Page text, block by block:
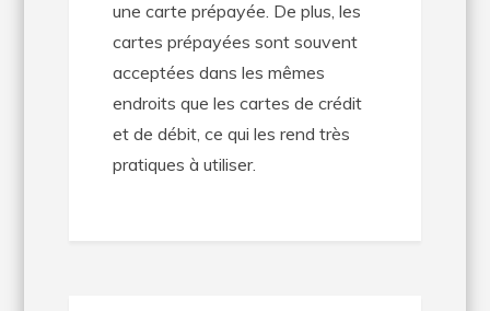
une carte prépayée. De plus, les
cartes prépayées sont souvent
acceptées dans les mêmes
endroits que les cartes de crédit
et de débit, ce qui les rend très
pratiques à utiliser.